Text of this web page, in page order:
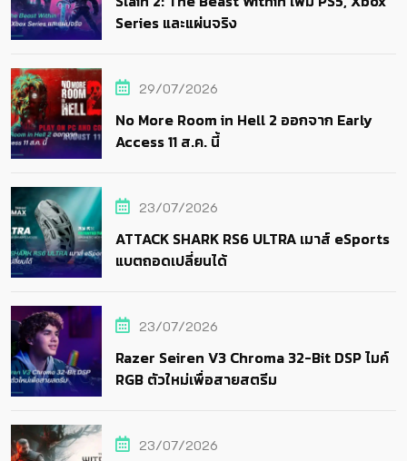
Series และแผ่นจริง
29/07/2026
No More Room in Hell 2 ออกจาก Early
Access 11 ส.ค. นี้
23/07/2026
ATTACK SHARK RS6 ULTRA เมาส์ eSports
แบตถอดเปลี่ยนได้
23/07/2026
Razer Seiren V3 Chroma 32-Bit DSP ไมค์
RGB ตัวใหม่เพื่อสายสตรีม
23/07/2026